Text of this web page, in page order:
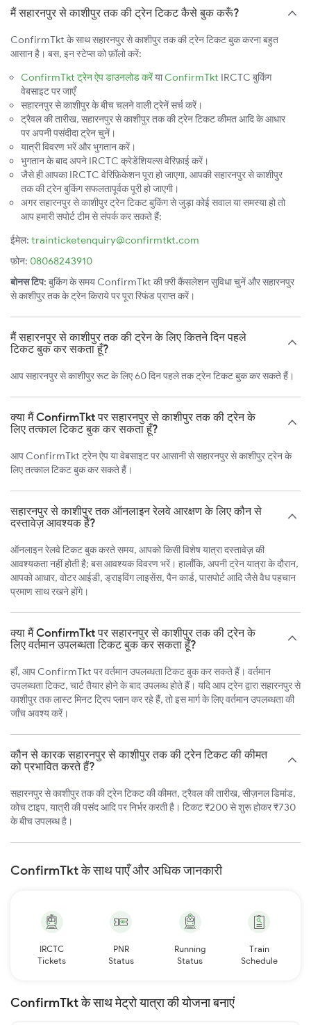
मैं सहारनपुर से काशीपुर तक की ट्रेन टिकट कैसे बुक करूँ?
ConfirmTkt के साथ सहारनपुर से काशीपुर तक की ट्रेन टिकट बुक करना बहुत
आसान है। बस, इन स्टेप्स को फ़ॉलो करें:
ConfirmTkt ट्रेन ऐप डाउनलोड करेंयाConfirmTkt IRCTC बुकिंग
वेबसाइट पर जाएँ
सहारनपुर से काशीपुर के बीच चलने वाली ट्रेनें सर्च करें।
ट्रैवल की तारीख, सहारनपुर से काशीपुर तक की ट्रेन टिकट कीमत आदि के आधार
पर अपनी पसंदीदा ट्रेन चुनें।
यात्री विवरण भरें और भुगतान करें।
भुगतान के बाद अपने IRCTC क्रेडेंशियल्स वेरिफ़ाई करें।
जैसे ही आपका IRCTC वेरिफ़िकेशन पूरा हो जाएगा, आपकी सहारनपुर से काशीपुर
तक की ट्रेन बुकिंग सफलतापूर्वक पूरी हो जाएगी।
अगर सहारनपुर से काशीपुर ट्रेन टिकट बुकिंग से जुड़ा कोई सवाल या समस्या हो तो
आप हमारी सपोर्ट टीम से संपर्क कर सकते हैं:
ईमेल: trainticketenquiry@confirmtkt.com
फ़ोन: 08068243910
बोनस टिप: बुकिंग के समय ConfirmTkt की फ़्री कैंसलेशन सुविधा चुनें और सहारनपुर
से काशीपुर तक के ट्रेन किराये पर पूरा रिफंड प्राप्त करें।
मैं सहारनपुर से काशीपुर तक की ट्रेन के लिए कितने दिन पहले
टिकट बुक कर सकता हूँ?
आप सहारनपुर से काशीपुर रूट के लिए 60 दिन पहले तक ट्रेन टिकट बुक कर सकते हैं।
क्या मैं ConfirmTkt पर सहारनपुर से काशीपुर तक की ट्रेन के
लिए तत्काल टिकट बुक कर सकता हूँ?
आप ConfirmTkt ट्रेन ऐप या वेबसाइट पर आसानी से सहारनपुर से काशीपुर ट्रेन के
लिए तत्काल टिकट बुक कर सकते हैं।
सहारनपुर से काशीपुर तक ऑनलाइन रेलवे आरक्षण के लिए कौन से
दस्तावेज़ आवश्यक हैं?
ऑनलाइन रेलवे टिकट बुक करते समय, आपको किसी विशेष यात्रा दस्तावेज़ की
आवश्यकता नहीं होती है; बस आवश्यक विवरण भरें। हालाँकि, अपनी ट्रेन यात्रा के दौरान,
आपको आधार, वोटर आईडी, ड्राइविंग लाइसेंस, पैन कार्ड, पासपोर्ट आदि जैसे वैध पहचान
प्रमाण साथ रखने होंगे।
क्या मैं ConfirmTkt पर सहारनपुर से काशीपुर तक की ट्रेन के
लिए वर्तमान उपलब्धता टिकट बुक कर सकता हूँ?
हाँ, आप ConfirmTkt पर वर्तमान उपलब्धता टिकट बुक कर सकते हैं। वर्तमान
उपलब्धता टिकट, चार्ट तैयार होने के बाद उपलब्ध होते हैं। यदि आप ट्रेन द्वारा सहारनपुर से
काशीपुर तक लास्ट मिनट ट्रिप प्लान कर रहे हैं, तो इस मार्ग के लिए वर्तमान उपलब्धता की
जाँच अवश्य करें।
कौन से कारक सहारनपुर से काशीपुर तक की ट्रेन टिकट की कीमत
को प्रभावित करते हैं?
सहारनपुर से काशीपुर तक की ट्रेन टिकट की कीमत, ट्रैवल की तारीख, सीज़नल डिमांड,
कोच टाइप, यात्री की पसंद आदि पर निर्भर करती है। टिकट ₹200 से शुरू होकर ₹730
के बीच उपलब्ध है।
ConfirmTkt के साथ पाएँ और अधिक जानकारी
IRCTC
Tickets
PNR
Status
Running
Status
Train
Schedule
ConfirmTkt के साथ मेट्रो यात्रा की योजना बनाएं